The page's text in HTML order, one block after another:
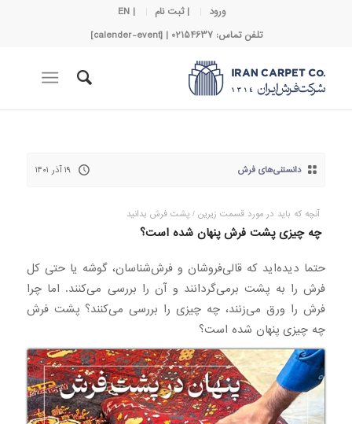
ورود | ثبت نام
| EN
تلفن تماس: 02154637 | [calender-event]
دانستنی‌های فرش ۱۹ آذر ۱۴۰۱
آنچه که باید در مورد قسمت زیرین / پشت فرش بدانید
چه چیزی پشت فرش پنهان شده است؟
حتما دیده‌اید که قالی‌فروشان و فرش‌شناسان، گوشه یا حتی کل
فرش را به پشت برمی‌گردانند و آن را بررسی می‌کنند. اما چرا
فرش را ورق می‌زنند، چه چیزی را بررسی می‌کنند؟ پشت فرش
چه چیزی پنهان شده است؟